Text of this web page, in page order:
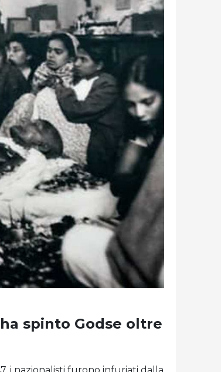
spinto Godse oltre